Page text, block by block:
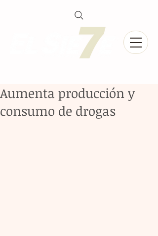
Aumenta producción y
consumo de drogas